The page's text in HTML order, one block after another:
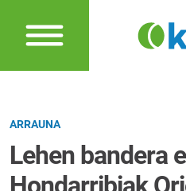
ARRAUNA
Lehen bandera